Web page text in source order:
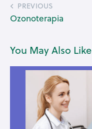
PREVIOUS
Ozonoterapia
You May Also Like